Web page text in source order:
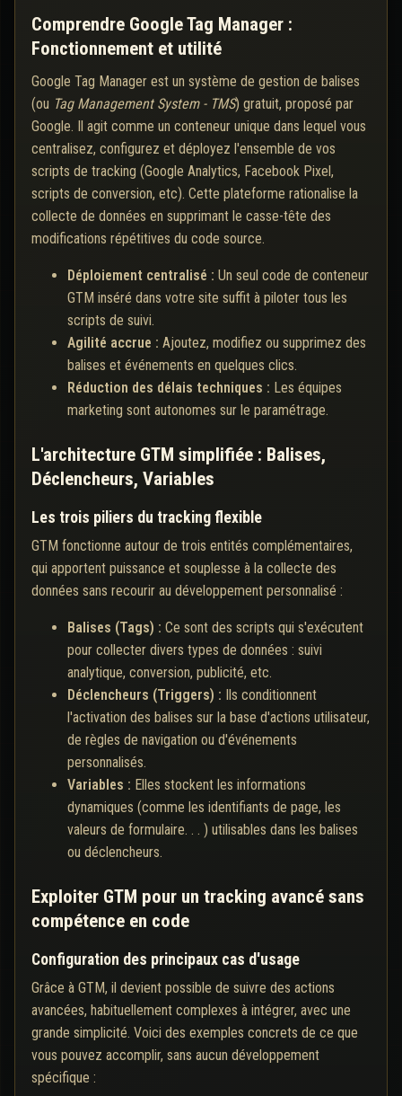
Comprendre Google Tag Manager :
Fonctionnement et utilité
Google Tag Manager est un système de gestion de balises
(ou Tag Management System - TMS) gratuit, proposé par
Google. Il agit comme un conteneur unique dans lequel vous
centralisez, configurez et déployez l'ensemble de vos
scripts de tracking (Google Analytics, Facebook Pixel,
scripts de conversion, etc). Cette plateforme rationalise la
collecte de données en supprimant le casse-tête des
modifications répétitives du code source.
Déploiement centralisé : Un seul code de conteneur
GTM inséré dans votre site suffit à piloter tous les
scripts de suivi.
Agilité accrue : Ajoutez, modifiez ou supprimez des
balises et événements en quelques clics.
Réduction des délais techniques : Les équipes
marketing sont autonomes sur le paramétrage.
L'architecture GTM simplifiée : Balises,
Déclencheurs, Variables
Les trois piliers du tracking flexible
GTM fonctionne autour de trois entités complémentaires,
qui apportent puissance et souplesse à la collecte des
données sans recourir au développement personnalisé :
Balises (Tags) : Ce sont des scripts qui s'exécutent
pour collecter divers types de données : suivi
analytique, conversion, publicité, etc.
Déclencheurs (Triggers) :
Ils conditionnent
l'activation des balises sur la base d'actions utilisateur,
de règles de navigation ou d'événements
personnalisés.
Variables : Elles stockent les informations
dynamiques (comme les identifiants de page, les
valeurs de formulaire. . . ) utilisables dans les balises
ou déclencheurs.
Exploiter GTM pour un tracking avancé sans
compétence en code
Configuration des principaux cas d'usage
Grâce à GTM, il devient possible de suivre des actions
avancées, habituellement complexes à intégrer, avec une
grande simplicité. Voici des exemples concrets de ce que
vous pouvez accomplir, sans aucun développement
spécifique :